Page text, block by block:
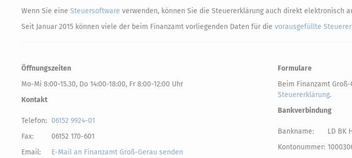
Wenn Sie eine Steuersoftware verwenden, können Sie die Steuererklärung auch direkt elektronisch
Seit Januar 2015 können viele der beim Finanzamt vorliegenden Daten für die vorausgefüllte
Öffnungszeiten
Mo-Mi 8:00-15.30, Do 14:00-18:00, Fr 8:00-12:00 Uhr
Kontakt
Telefon: 06152 9924-01
Fax:
06152 170-601
Email:
E-Mail an Finanzamt Groß-Gerau senden
Formulare
Beim Finanzamt
Steuererklärung.
Bankverbindung
Bankname:
LD BK
Kontonummer: